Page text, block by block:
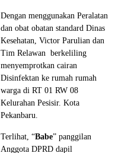
Dengan menggunakan Peralatan
dan obat obatan standard Dinas
Kesehatan, Victor Parulian dan
Tim Relawan berkeliling
menyemprotkan cairan
Disinfektan ke rumah rumah
warga di RT 01 RW 08
Kelurahan Pesisir. Kota
Pekanbaru.
Terlihat, “Babe” panggilan
Anggota DPRD dapil